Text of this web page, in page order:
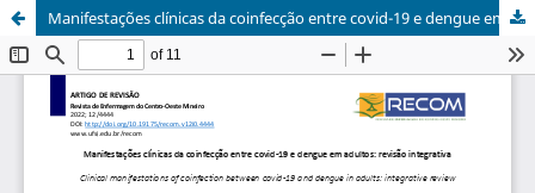
Manifestações clínicas da coinfecção entre covid-19 e dengue em adultos: revisão integrativa